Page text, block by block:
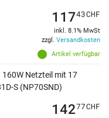
Artikel verfügbar
11743CHF
inkl. 8.1% MwSt
zzgl. Versandkosten
160W Netzteil mit 17
S (NP70SND)
14277CHF